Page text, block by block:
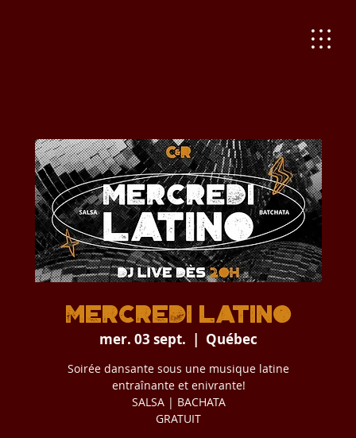
Mercredi Latino
mer. 03 sept.
  |
Québec
Soirée dansante sous une musique latine
entraînante et enivrante!
SALSA | BACHATA
GRATUIT